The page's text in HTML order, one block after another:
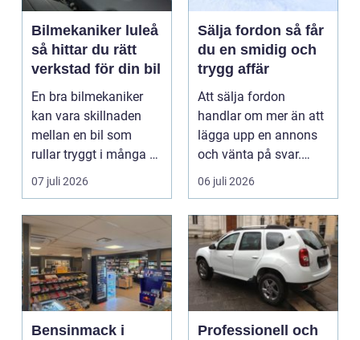
Bilmekaniker luleå
så hittar du rätt
verkstad för din bil
En bra bilmekaniker
kan vara skillnaden
mellan en bil som
rullar tryggt i många år
och återkommande ...
07 juli 2026
Sälja fordon så får
du en smidig och
trygg affär
Att sälja fordon
handlar om mer än att
lägga upp en annons
och vänta på svar.
Många vill få en bra
p...
06 juli 2026
Bensinmack i
Professionell och